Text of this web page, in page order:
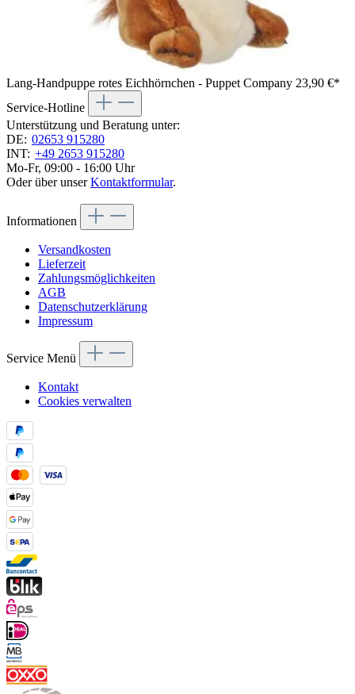
Lang-Handpuppe rotes Eichhörnchen - Puppet Company 23,90 €*
Service-Hotline
Unterstützung und Beratung unter:
DE: 02653 915280
INT: +49 2653 915280
Mo-Fr, 09:00 - 16:00 Uhr
Oder über unserKontaktformular.
Informationen
Versandkosten
Lieferzeit
Zahlungsmöglichkeiten
AGB
Datenschutzerklärung
Impressum
Service Menü
Kontakt
Cookies verwalten